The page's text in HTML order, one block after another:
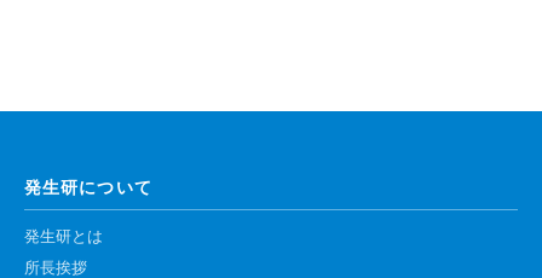
大判プリンター予約
発生研について
発生研とは
所長挨拶